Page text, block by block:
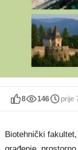
8 146 prije
Biotehnički